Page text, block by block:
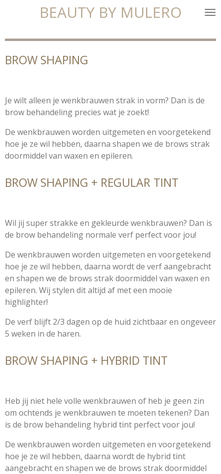
hoofdinhoud
BEAUTY BY MULERO
BROW SHAPING
Je wilt alleen je wenkbrauwen strak in vorm? Dan is de
brow behandeling precies wat je zoekt!
De wenkbrauwen worden uitgemeten en voorgetekend
hoe je ze wil hebben, daarna shapen we de brows strak
doormiddel van waxen en epileren.
BROW SHAPING + REGULAR TINT
Wil jij super strakke en gekleurde wenkbrauwen? Dan is
de brow behandeling normale verf perfect voor jou!
De wenkbrauwen worden uitgemeten en voorgetekend
hoe je ze wil hebben, daarna wordt de verf aangebracht
en shapen we de brows strak doormiddel van waxen en
epileren. Wij stylen dit altijd af met een mooie
highlighter!
De verf blijft 2/3 dagen op de huid zichtbaar en ongeveer
5 weken in de haren.
BROW SHAPING + HYBRID TINT
Heb jij niet hele volle wenkbrauwen of heb je geen zin
om ochtends je wenkbrauwen te moeten tekenen? Dan
is de brow behandeling hybrid tint perfect voor jou!
De wenkbrauwen worden uitgemeten en voorgetekend
hoe je ze wil hebben, daarna wordt de hybrid tint
aangebracht en shapen we de brows strak doormiddel